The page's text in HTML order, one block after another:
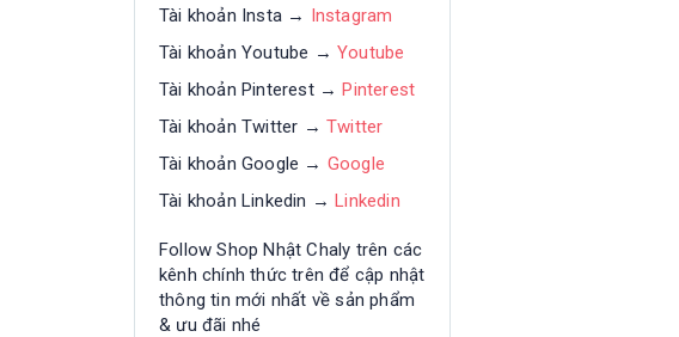
Tài khoản Insta → Instagram
Tài khoản Youtube → Youtube
Tài khoản Pinterest →Pinterest
Tài khoản Twitter → Twitter
Tài khoản Google → Google
Tài khoản Linkedin →Linkedin
Follow Shop Nhật Chaly trên các
kênh chính thức trên để cập nhật
thông tin mới nhất về sản phẩm
& ưu đãi nhé